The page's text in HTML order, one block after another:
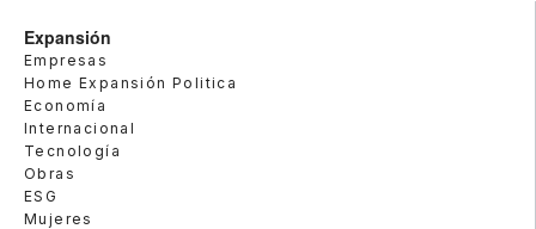
Expansión
Empresas
Home Expansión Politica
Economía
Internacional
Tecnología
Obras
ESG
Mujeres